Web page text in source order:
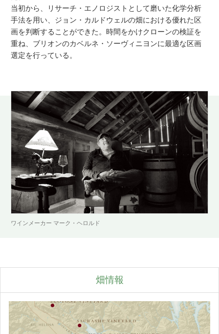
当初から、リサーチ・エノロジストとして磨いた化学分析
手法を用い、ジョン・カルドウェルの畑における優れた区
画を判断することができた。時間をかけクローンの検証を
重ね、ブリオンのカベルネ・ソーヴィニヨンに最適な区画
選定を行っている。
ワインメーカー マーク・ヘロルド
畑情報